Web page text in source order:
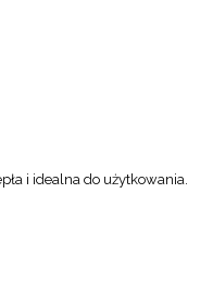
i idealna do użytkowania.